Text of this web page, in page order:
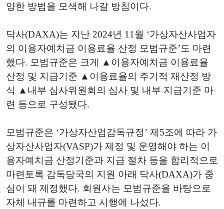
양한 방법을 모색해 나갈 방침이다.
닥사(DAXA)는 지난 2024년 11월 ‘가상자산사업자
의 이용자예치금 이용료율 산정 모범규준’도 마련
했다. 모범규준은 크게 ▲이용자예치금 이용료율
산정 및 지급기준 ▲이용료율의 주기적 재산정 방
식 ▲내부 심사위원회의 심사 및 내부 지급기준 마
련 등으로 구성됐다.
모범규준은 ‘가상자산업감독규정’ 제5조에 따라 가
상자산사업자(VASP)가 제정 및 운영해야 하는 이
용자예치금 산정기준과 지급 절차 등을 합리적으로
마련토록 감독당국의 지원 아래 닥사(DAXA)가 중
심이 돼 제정했다. 회원사는 모범규준을 바탕으로
자체 내규를 마련하고 시행에 나섰다.